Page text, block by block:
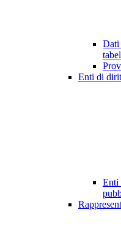
Dati
Enti di
Enti